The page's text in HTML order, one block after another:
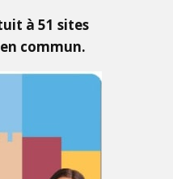
à 51 sites
commun.